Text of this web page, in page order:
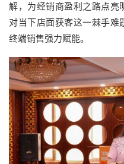
解，为经销商盈利之路点亮
对当下店面获客这一棘手难
终端销售强力赋能。